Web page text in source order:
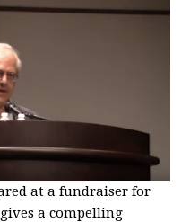
at a fundraiser for
a compelling